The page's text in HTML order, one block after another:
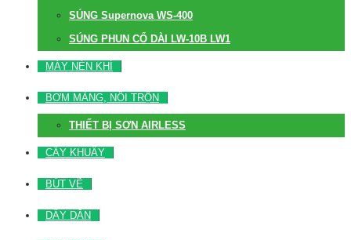
SÚNG Supernova WS-400
SÚNG PHUN CỔ DÀI LW-10B LW1
MÁY NÉN KHÍ
BƠM MÀNG, NỒI TRỘN
THIẾT BỊ SƠN AIRLESS
CÂY KHUẤY
BÚT VẼ
DÂY DẪN